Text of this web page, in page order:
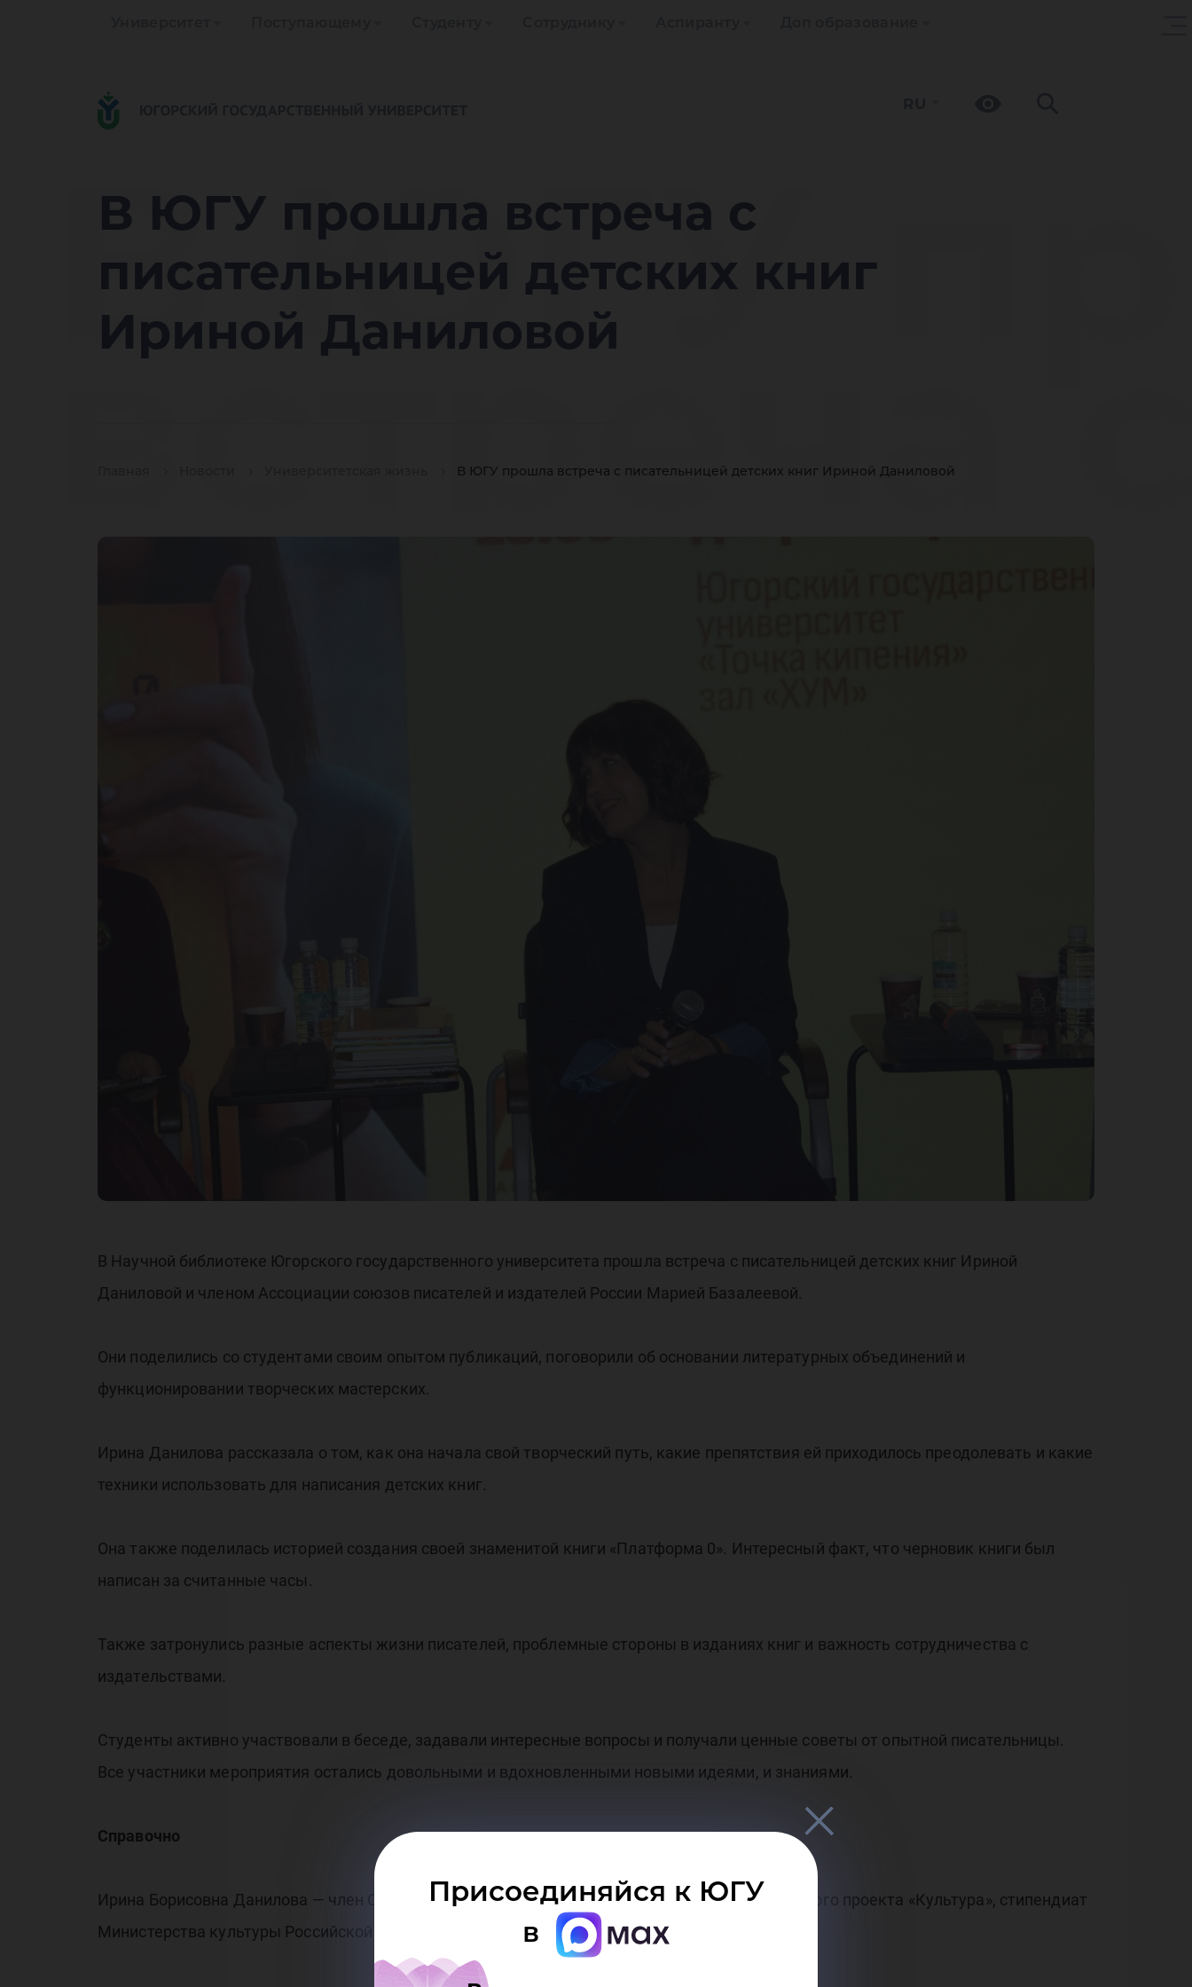
В ЮГУ прошла встреча с
писательницей детских книг
Ириной Даниловой
В ЮГУ прошла встреча с писательницей детских книг Ириной Даниловой
В ЮГУ
встреча
детских
Ириной
Присоединяйся к ЮГУ
в
В Научной библиотеке Югорского государственного университета прошла встреча с писательницей детских книг Ириной
Даниловой и членом Ассоциации союзов писателей и издателей России Марией Базалеевой.
Они поделились со студентами своим опытом публикаций, поговорили об основании литературных объединений и
функционировании творческих мастерских.
Ирина Данилова рассказала о том, как она начала свой творческий путь, какие препятствия ей приходилось преодолевать и какие
техники использовать для написания детских книг.
Она также поделилась историей создания своей знаменитой книги «Платформа 0». Интересный факт, что черновик книги был
написан за считанные часы.
Также затронулись разные аспекты жизни писателей, проблемные стороны в изданиях книг и важность сотрудничества с
издательствами.
Студенты активно участвовали в беседе, задавали интересные вопросы и получали ценные советы от опытной писательницы.
Все участники мероприятия остались довольными и вдохновленными новыми идеями, и знаниями.
Справочно
Ирина Борисовна Данилова — член Союза писателей Санкт-Петербурга, участник Национального проекта «Культура», стипендиат
Министерства культуры Российской Федерации 2022 года.